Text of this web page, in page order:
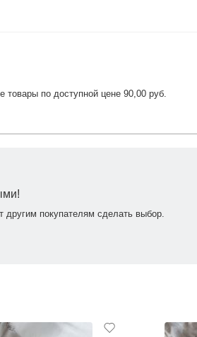
по доступной цене 90,00 руб.
покупателям сделать выбор.